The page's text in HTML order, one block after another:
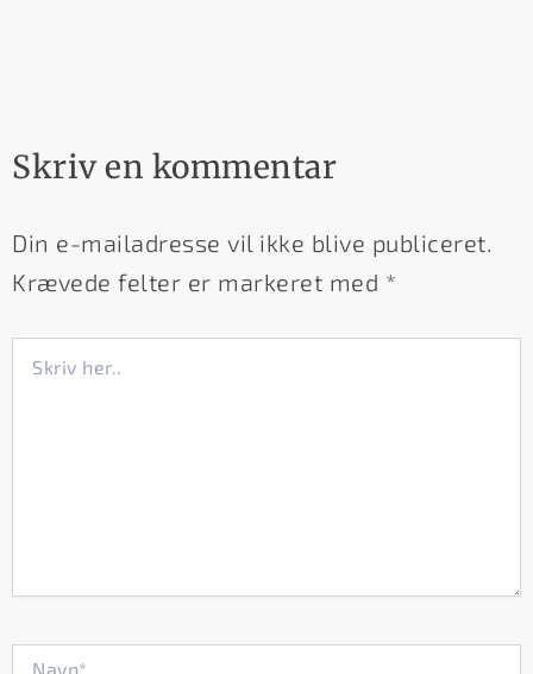
Skriv en kommentar
Din e-mailadresse vil ikke blive publiceret.
Krævede felter er markeret med *
her..